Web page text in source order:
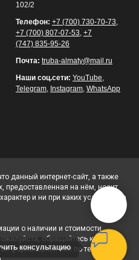
консультацию
102/2
Телефон: +7 (700) 730-70-73,
+7 (700) 807-07-53, +7
(747) 835-95-26
Почта: truba-almaty@mail.ru
Наши соц.сети: YouTube,
Telegram, Instagram, WhatsApp
данный интернет-сайт, а также
предоставленная на нём, носит
и ни при каких условиях не
о наличии и стоимости
обращайтесь к
формы связи или по телефону